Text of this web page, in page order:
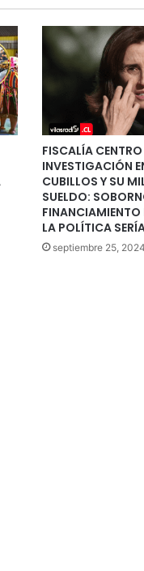
FISCALÍA
INVESTIGACIÓN
CUBILLOS Y SU
SUELDO:
FINANCIAMIENTO
LA POLÍTICA
septiembre 25, 2024